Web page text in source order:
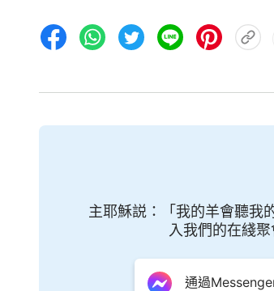
靈、似乎是很高尚、似乎是形象很
人是否真實順服神，是否是真實敬
有好結局、好歸宿的人，是神稱許
這些關于人的觀點，關于人
上都是與神對人的要求無關的。不
主耶穌説：「我的羊會聽我
入我們的在綫
通過